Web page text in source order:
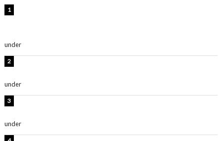
under
under
under